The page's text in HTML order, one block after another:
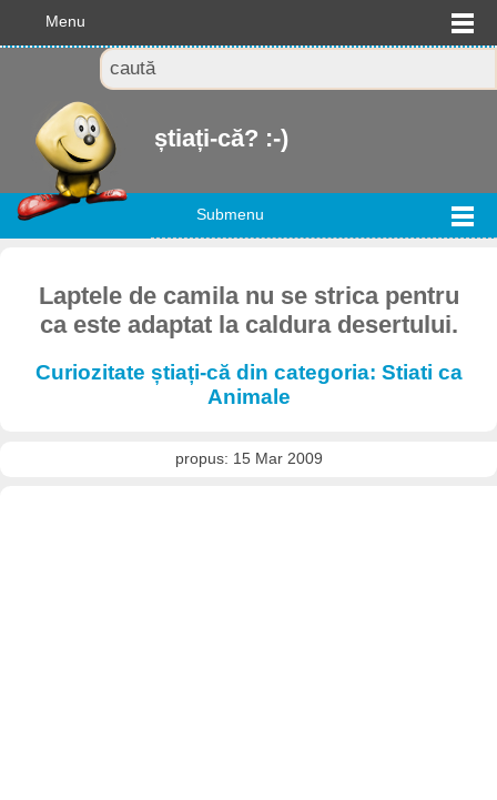
Menu
știați-că? :-)
Submenu
Laptele de camila nu se strica pentru
ca este adaptat la caldura desertului.
Curiozitate știați-că din categoria: Stiati ca
Animale
propus: 15 Mar 2009